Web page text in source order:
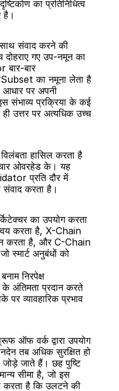
का प्रतिनिधित्व
है।
संवाद करने की
गए उप-नमून का
बार-बार
का नमूना लेता है
पर अपनी
संभाव्य प्रक्रिया के कई
उत्तर पर अत्यधिक उच्च
हासिल करता है
ओवरहेड के। यह
प्रति दौर में
करता है।
का उपयोग करता
करता है, X-Chain
करता है, और C-Chain
स्मार्ट अनुबंधों को
निरपेक्ष
के अंतिमता प्रदान करते
व्यावहारिक प्रभाव
ऑफ वर्क द्वारा उपयोग
तब अधिक सुरक्षित हो
जाते हैं। छह पुष्टि
सीमा है, जो इस
करता है कि उलटने की